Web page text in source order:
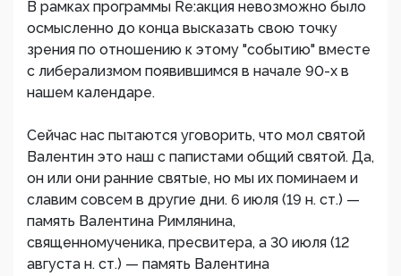
В рамках программы Re:акция невозможно было
осмысленно до конца высказать свою точку
зрения по отношению к этому "событию" вместе
с либерализмом появившимся в начале 90-х в
нашем календаре.
Сейчас нас пытаются уговорить, что мол святой
Валентин это наш с папистами общий святой. Да,
он или они ранние святые, но мы их поминаем и
славим совсем в другие дни. 6 июля (19 н. ст.) —
память Валентина Римлянина,
священномученика, пресвитера, а 30 июля (12
августа н. ст.) — память Валентина